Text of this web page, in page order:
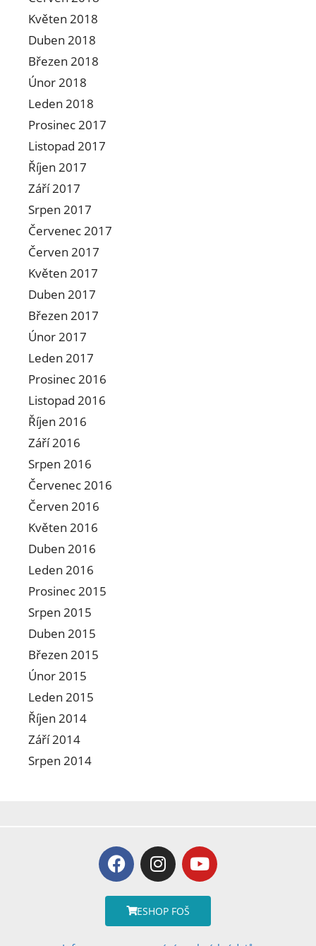
Květen 2018
Duben 2018
Březen 2018
Únor 2018
Leden 2018
Prosinec 2017
Listopad 2017
Říjen 2017
Září 2017
Srpen 2017
Červenec 2017
Červen 2017
Květen 2017
Duben 2017
Březen 2017
Únor 2017
Leden 2017
Prosinec 2016
Listopad 2016
Říjen 2016
Září 2016
Srpen 2016
Červenec 2016
Červen 2016
Květen 2016
Duben 2016
Leden 2016
Prosinec 2015
Srpen 2015
Duben 2015
Březen 2015
Únor 2015
Leden 2015
Říjen 2014
Září 2014
Srpen 2014
ESHOP FOŠ